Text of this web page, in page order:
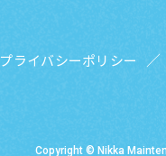
プライバシーポリシー
Copyright © Nikka